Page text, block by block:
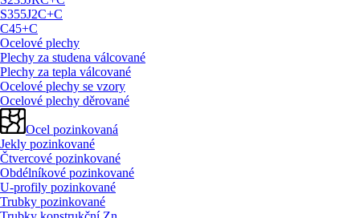
S355J2C+C
C45+C
Ocelové plechy
Plechy za studena válcované
Plechy za tepla válcované
Ocelové plechy se vzory
Ocelové plechy děrované
Ocel pozinkovaná
Jekly pozinkované
Čtvercové pozinkované
Obdélníkové pozinkované
U-profily pozinkované
Trubky pozinkované